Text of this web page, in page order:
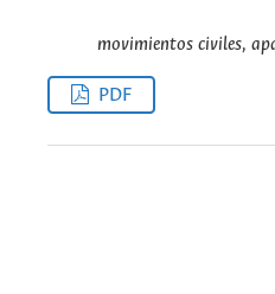
movimientos civiles,
PDF